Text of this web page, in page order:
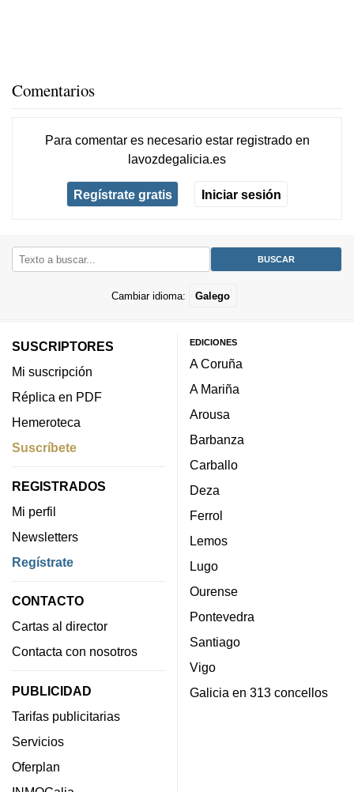
Comentarios
Para comentar es necesario estar registradoen
lavozdegalicia.es
Regístrate gratis Iniciar sesión
Cambiar idioma: Galego
SUSCRIPTORES
Mi suscripción
Réplica en PDF
Hemeroteca
Suscríbete
REGISTRADOS
Mi perfil
Newsletters
Regístrate
CONTACTO
Cartas al director
Contacta con nosotros
PUBLICIDAD
Tarifas publicitarias
Servicios
Oferplan
EDICIONES
A Coruña
A Mariña
Arousa
Barbanza
Carballo
Deza
Ferrol
Lemos
Lugo
Ourense
Pontevedra
Santiago
Vigo
Galicia en 313 concellos